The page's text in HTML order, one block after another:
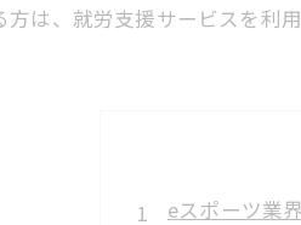
は、就労支援サービスを利
eスポーツ業